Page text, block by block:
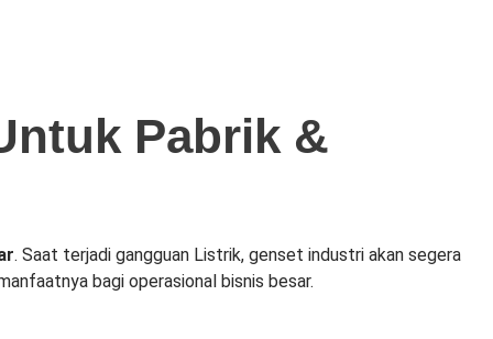
Pabrik &
. Saat terjadi gangguan Listrik, genset industri akan segera
bagi operasional bisnis besar.